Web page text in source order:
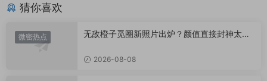
猜你喜欢
微密热点
无敌橙子觅圈新照片出炉？颜值直接封神太惊
2026-08-08